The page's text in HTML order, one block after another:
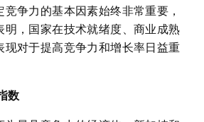
争力的基本因素始终非常重要，
明，国家在技术就绪度、商业成熟
现对于提高竞争力和增长率日益重
数